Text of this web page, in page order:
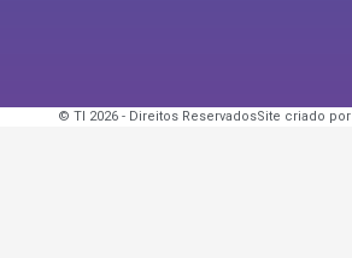
© TI 2026 - Direitos ReservadosSite criado por